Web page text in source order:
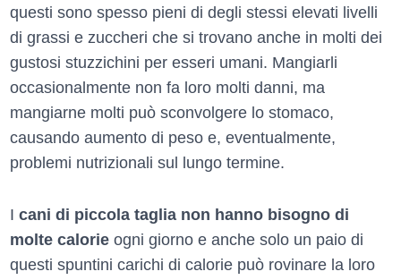
questi sono spesso pieni di degli stessi elevati livelli
di grassi e zuccheri che si trovano anche in molti dei
gustosi stuzzichini per esseri umani. Mangiarli
occasionalmente non fa loro molti danni, ma
mangiarne molti può sconvolgere lo stomaco,
causando aumento di peso e, eventualmente,
problemi nutrizionali sul lungo termine.
I cani di piccola taglia non hanno bisogno di
molte calorie ogni giorno e anche solo un paio di
questi spuntini carichi di calorie può rovinare la loro